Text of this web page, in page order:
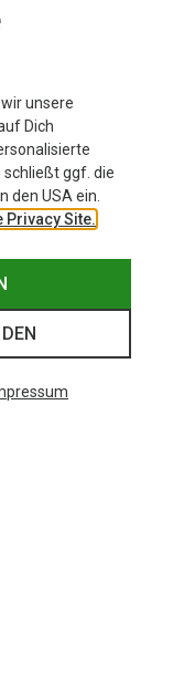
L Satteltasche
unsere
Dich
ggf. die
den USA ein.
Privacy Site.